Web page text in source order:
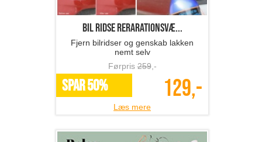
Bil ridse rerarationsvæ...
Fjern bilridser og genskab lakken
nemt selv
Førpris259,-
SPAR 50% 129,-
Læs mere